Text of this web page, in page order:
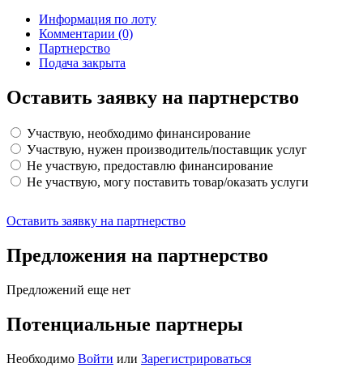
Информация по лоту
Комментарии (0)
Партнерство
Подача закрыта
Оставить заявку на партнерство
Участвую, необходимо финансирование
Участвую, нужен производитель/поставщик услуг
Не участвую, предоставлю финансирование
Не участвую, могу поставить товар/оказать услуги
Оставить заявку на партнерство
Предложения на партнерство
Предложений еще нет
Потенциальные партнеры
Необходимо Войти или Зарегистрироваться